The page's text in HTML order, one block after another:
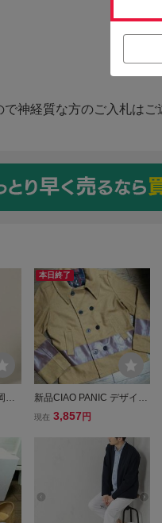
山
本日終了
新品CIAO PANIC デザイン
メルトンPコート チャオ
現在 3,857 円